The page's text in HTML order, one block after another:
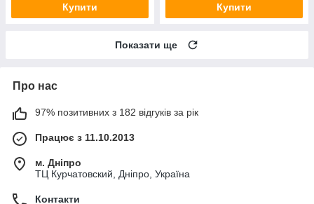
Купити Купити
Показати ще
Про нас
97% позитивних з 182 відгуків за рік
Працює з 11.10.2013
м. Дніпро
ТЦ Курчатовский, Дніпро, Україна
Контакти